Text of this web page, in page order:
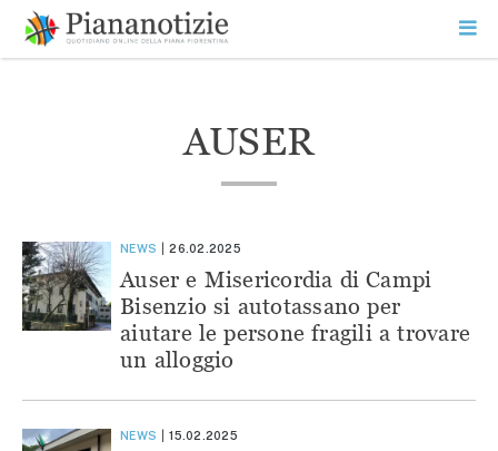
contenuto
SEARCH
AUSER
NEWS 26.02.2025
Auser e Misericordia di Campi
Bisenzio si autotassano per
aiutare le persone fragili a trovare
un alloggio
NEWS 15.02.2025